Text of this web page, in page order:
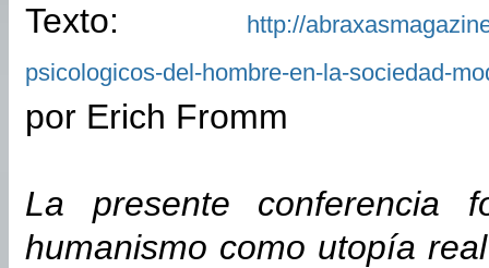
Texto:
http://
psicologicos-del-hombre-en-la-sociedad-
por Erich Fromm
La presente conferencia
humanismo como utopía